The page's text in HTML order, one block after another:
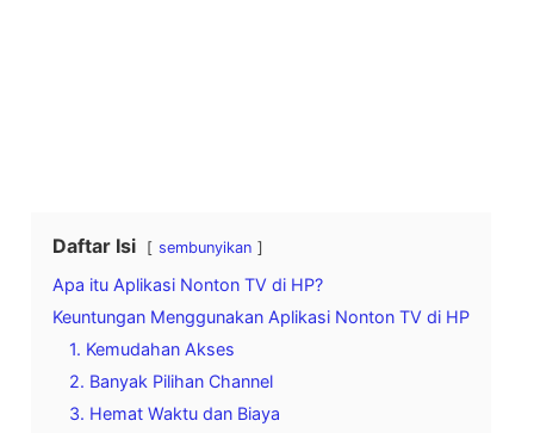
Daftar Isi sembunyikan
Apa itu Aplikasi Nonton TV di HP?
Keuntungan Menggunakan Aplikasi Nonton TV di HP
1. Kemudahan Akses
2. Banyak Pilihan Channel
3. Hemat Waktu dan Biaya